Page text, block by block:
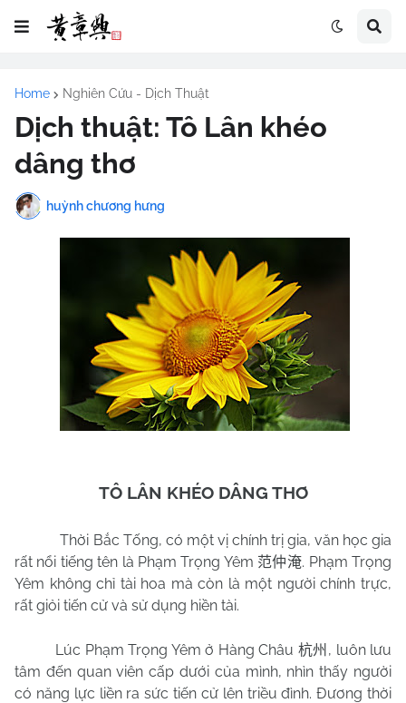
Home Nghiên Cứu - Dịch Thuật
Dịch thuật: Tô Lân khéo
dâng thơ
huỳnh chương hưng
TÔ LÂN KHÉO DÂNG THƠ
Thời Bắc Tống, có một vị chính trị gia, văn học gia
rất nổi tiếng tên là Phạm Trọng Yêm 范仲淹. Phạm Trọng
Yêm không chỉ tài hoa mà còn là một người chính trực,
rất giỏi tiến cử và sử dụng hiền tài.
Lúc Phạm Trọng Yêm ở Hàng Châu 杭州 , luôn lưu
tâm đến quan viên cấp dưới của mình, nhìn thấy người
có năng lực liền ra sức tiến cử lên triều đình. Đương thời